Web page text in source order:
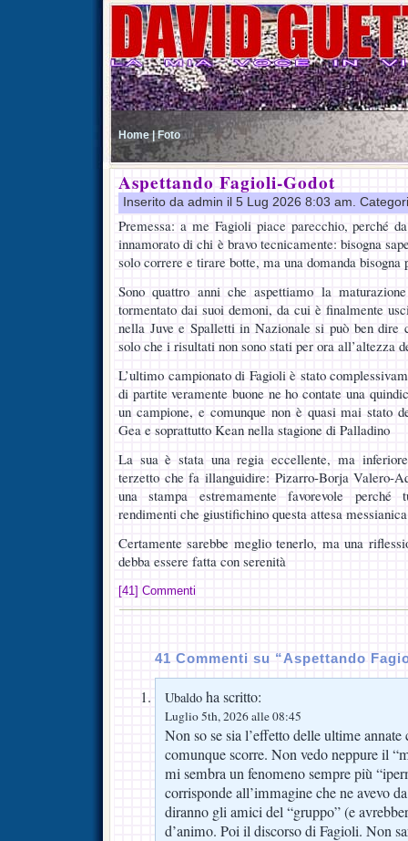
Home | Foto
Aspettando Fagioli-Godot
Inserito da admin il 5 Lug 2026 8:03 am.
Premessa: a me Fagioli piace parecchio, perché
innamorato di chi è bravo tecnicamente: bisogna
solo correre e tirare botte, ma una domanda bisogna
Sono quattro anni che aspettiamo la
tormentato dai suoi demoni, da cui è finalmente
nella Juve e Spalletti in Nazionale si può ben dire
solo che i risultati non sono stati per ora all’altezza
L’ultimo campionato di Fagioli è stato
di partite veramente buone ne ho contate una
un campione, e comunque non è quasi mai stato
Gea e soprattutto Kean nella stagione di Palladino
La sua è stata una regia eccellente, ma
terzetto che fa illanguidire: Pizarro-Borja Valero-
una stampa estremamente favorevole perché
rendimenti che giustifichino questa attesa messianica
Certamente sarebbe meglio tenerlo, ma una
debba essere fatta con serenità
[41] Commenti
41 Commenti su “Aspettando
Ubaldo ha scritto:
Luglio 5th, 2026 alle 08:45
Non so se sia l’effetto delle ultime
comunque scorre. Non vedo neppure il
mi sembra un fenomeno sempre più
corrisponde all’immagine che ne avevo
diranno gli amici del “gruppo” (e
d’animo. Poi il discorso di Fagioli. Non